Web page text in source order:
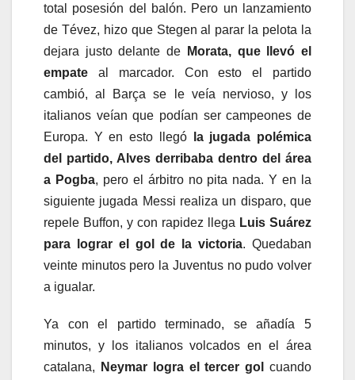
total posesión del balón. Pero un lanzamiento
de Tévez, hizo que Stegen al parar la pelota la
dejara justo delante de
Morata, que llevó el
empate al marcador. Con esto el partido
cambió, al Barça se le veía nervioso, y los
italianos veían que podían ser campeones de
Europa. Y en esto llegó
la jugada polémica
del partido, Alves derribaba dentro del área
a Pogba, pero el árbitro no pita nada. Y en la
siguiente jugada Messi realiza un disparo, que
repele Buffon, y con rapidez llega Luis Suárez
para lograr el gol de la victoria. Quedaban
veinte minutos pero la Juventus no pudo volver
a igualar.
Ya con el partido terminado, se añadía 5
minutos, y los italianos volcados en el área
catalana,
Neymar logra el tercer gol
cuando